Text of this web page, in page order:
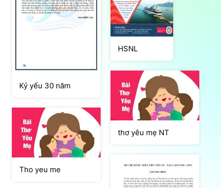
Kỷ yếu 30 năm
HSNL
Tho yeu me
thơ yêu mẹ NT